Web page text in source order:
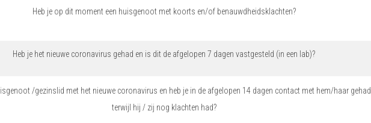
Heb je op dit moment een huisgenoot met koorts en/of benauwdheidsklachten?
Heb je het nieuwe coronavirus gehad en is dit de afgelopen 7 dagen vastgesteld (in een lab)?
/gezinslid met het nieuwe coronavirus en heb je in de afgelopen 14 dagen contact met hem/haar gehad
terwijl hij / zij nog klachten had?